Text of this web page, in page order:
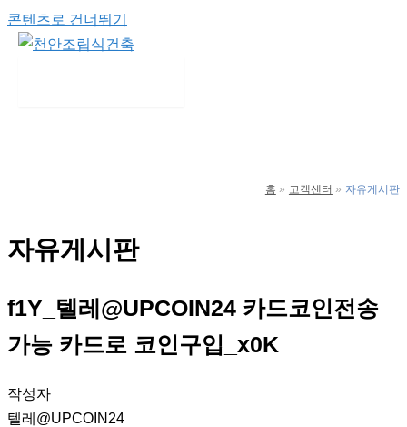
콘텐츠로 건너뛰기
홈 고객센터 자유게시판
자유게시판
f1Y_텔레@UPCOIN24 카드코인전송
가능 카드로 코인구입_x0K
작성자
텔레@UPCOIN24